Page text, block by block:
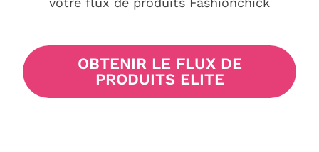
OBTENIR LE FLUX DE
PRODUITS ELITE